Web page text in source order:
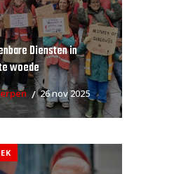
Diensten in
woede
26 nov 2025